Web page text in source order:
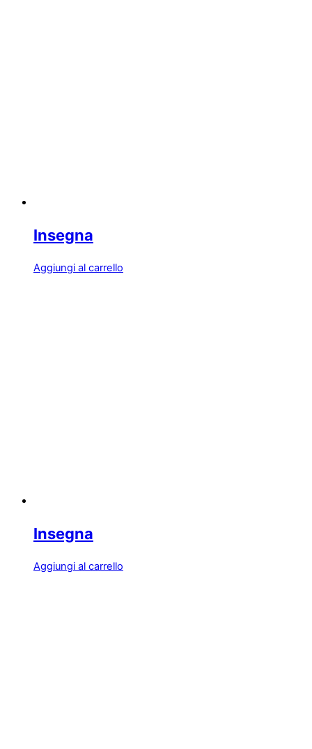
Insegna
Aggiungi al carrello
Insegna
Aggiungi al carrello